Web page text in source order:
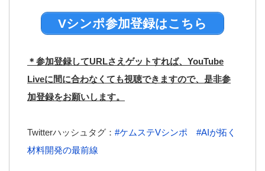
Vシンポ参加登録はこちら
＊参加登録してURLさえゲットすれば、YouTube
Liveに間に合わなくても視聴できますので、是非参
加登録をお願いします。
Twitterハッシュタグ： #ケムステVシンポ
#AIが拓く
材料開発の最前線